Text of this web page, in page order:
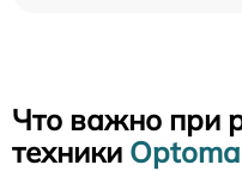
Что важно при
техники Optoma